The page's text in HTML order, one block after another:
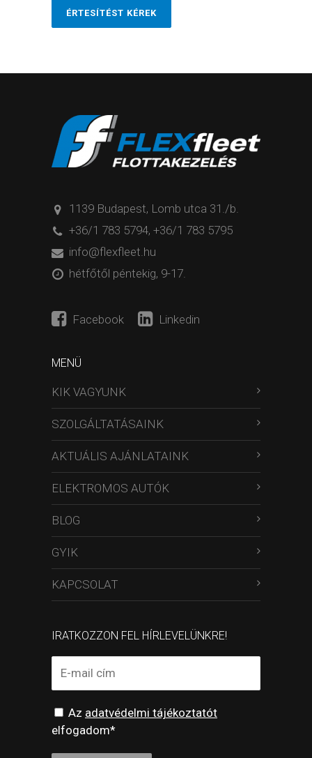
ÉRTESÍTÉST KÉREK
1139 Budapest, Lomb utca 31./b.
+36/1 783 5794, +36/1 783 5795
info@flexfleet.hu
hétfőtől péntekig, 9-17.
Facebook Linkedin
MENÜ
KIK VAGYUNK
SZOLGÁLTATÁSAINK
AKTUÁLIS AJÁNLATAINK
ELEKTROMOS AUTÓK
BLOG
GYIK
KAPCSOLAT
IRATKOZZON FEL HÍRLEVELÜNKRE!
Az adatvédelmi tájékoztatót
elfogadom*